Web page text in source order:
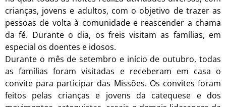
crianças, jovens e adultos, com o objetivo de trazer as
pessoas de volta à comunidade e reascender a chama
da fé. Durante o dia, os freis visitam as famílias, em
especial os doentes e idosos.
Durante o mês de setembro e início de outubro, todas
as famílias foram visitadas e receberam em casa o
convite para participar das Missões. Os convites foram
feitos pelas crianças e jovens da catequese e dos